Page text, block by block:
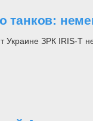
ЗРК IRIS-T